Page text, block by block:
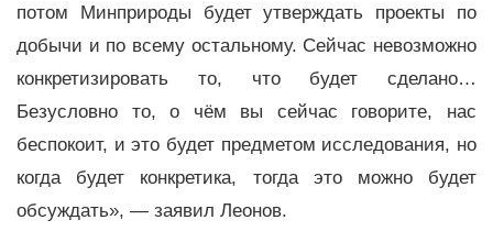
потом Минприроды будет утверждать проекты по
добычи и по всему остальному. Сейчас невозможно
конкретизировать то, что будет сделано…
Безусловно то, о чём вы сейчас говорите, нас
беспокоит, и это будет предметом исследования, но
когда будет конкретика, тогда это можно будет
обсуждать», — заявил Леонов.